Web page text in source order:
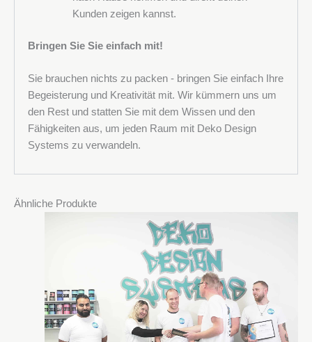
Kunden zeigen kannst.
Bringen Sie Sie einfach mit!
Sie brauchen nichts zu packen - bringen Sie einfach Ihre
Begeisterung und Kreativität mit. Wir kümmern uns um
den Rest und statten Sie mit dem Wissen und den
Fähigkeiten aus, um jeden Raum mit Deko Design
Systems zu verwandeln.
Ähnliche Produkte